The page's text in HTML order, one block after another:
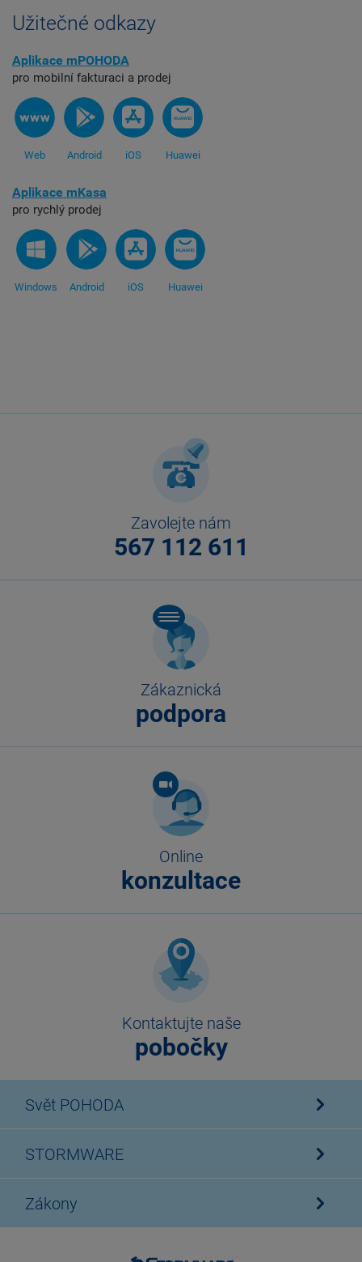
Užitečné odkazy
Aplikace mPOHODA
pro mobilní fakturaci a prodej
Web Android iOS Huawei
Aplikace mKasa
pro rychlý prodej
Windows Android iOS Huawei
Zavolejte nám
567 112 611
Zákaznická
podpora
Online
konzultace
Kontaktujte naše
pobočky
Svět POHODA
STORMWARE
Zákony